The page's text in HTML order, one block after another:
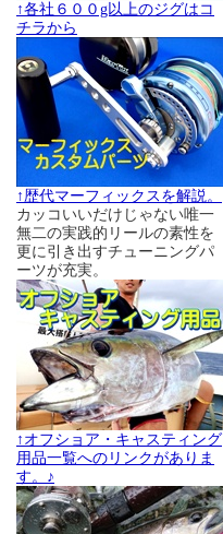
↑各社６００g以上のジグはコ
チラから
↑歴代マーフィックスを解説。
カッコいいだけじゃない唯一
無二の実践的リールの素性を
更に引き出すチューニングパ
ーツが充実。
↑オフショア・キャスティング
用品一覧へのリンクがありま
す。♪